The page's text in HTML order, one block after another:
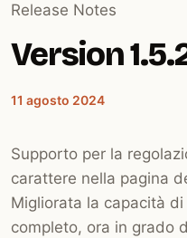
Release Notes
Version
11 agosto 2024
Supporto per la
carattere nella pagina
Migliorata la capacità
completo, ora in grado